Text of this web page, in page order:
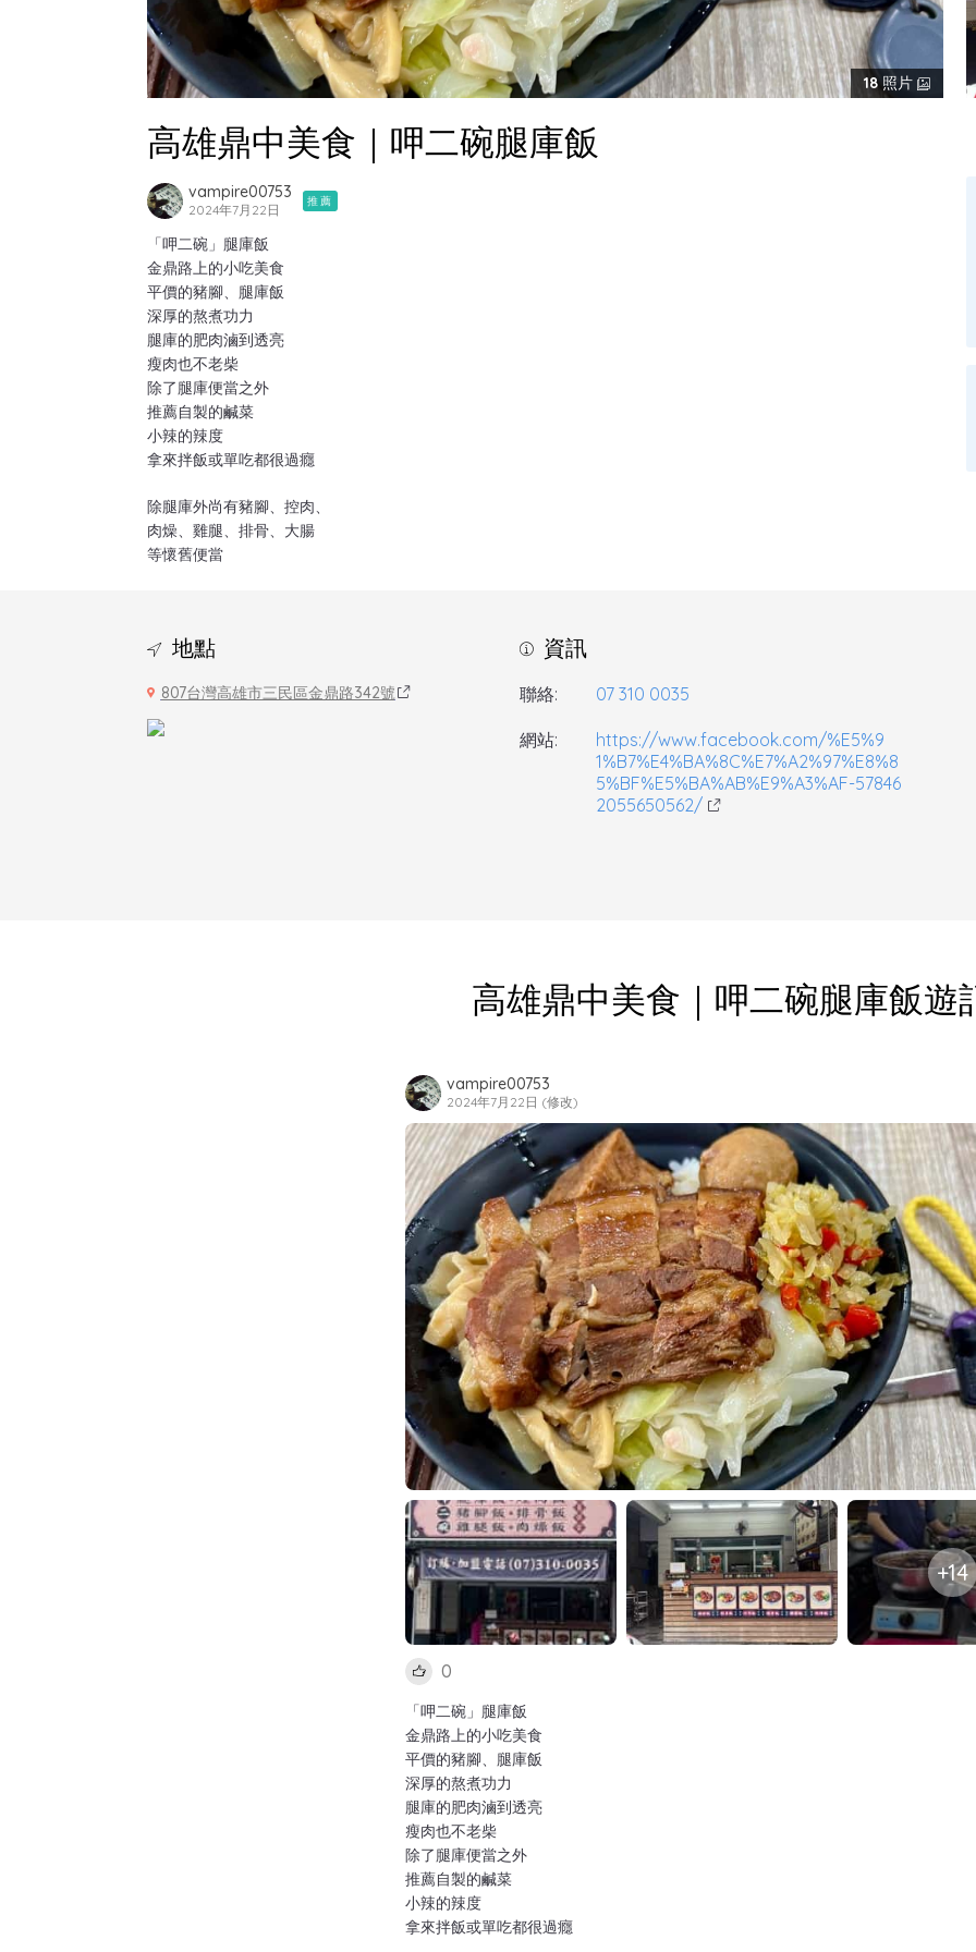
18照片
高雄鼎中美食｜呷二碗腿庫飯
vampire00753
2024年7月22日
推薦
「呷二碗」腿庫飯
金鼎路上的小吃美食
平價的豬腳、腿庫飯
深厚的熬煮功力
腿庫的肥肉滷到透亮
瘦肉也不老柴
除了腿庫便當之外
推薦自製的鹹菜
小辣的辣度
拿來拌飯或單吃都很過癮
除腿庫外尚有豬腳、控肉、
肉燥、雞腿、排骨、大腸
等懷舊便當
地點
807台灣高雄市三民區金鼎路342號
資訊
聯絡: 07 310 0035
網站:
https://www.facebook.com/%E5%9
1%B7%E4%BA%8C%E7%A2%97%E8%8
5%BF%E5%BA%AB%E9%A3%AF-57846
2055650562/
高雄鼎中美食｜呷二碗腿庫飯遊
vampire00753
2024年7月22日 (修改)
+14
0
「呷二碗」腿庫飯
金鼎路上的小吃美食
平價的豬腳、腿庫飯
深厚的熬煮功力
腿庫的肥肉滷到透亮
瘦肉也不老柴
除了腿庫便當之外
推薦自製的鹹菜
小辣的辣度
拿來拌飯或單吃都很過癮